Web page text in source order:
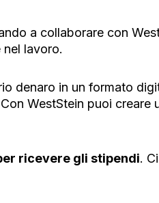
a collaborare con
lavoro.
denaro in un formato
WestStein puoi
ricevere gli stipendi.